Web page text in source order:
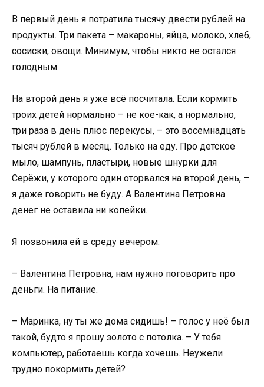
В первый день я потратила тысячу двести рублей на
продукты. Три пакета – макароны, яйца, молоко, хлеб,
сосиски, овощи. Минимум, чтобы никто не остался
голодным.
На второй день я уже всё посчитала. Если кормить
троих детей нормально – не кое-как, а нормально,
три раза в день плюс перекусы, – это восемнадцать
тысяч рублей в месяц. Только на еду. Про детское
мыло, шампунь, пластыри, новые шнурки для
Серёжи, у которого один оторвался на второй день, –
я даже говорить не буду. А Валентина Петровна
денег не оставила ни копейки.
Я позвонила ей в среду вечером.
– Валентина Петровна, нам нужно поговорить про
деньги. На питание.
– Маринка, ну ты же дома сидишь! – голос у неё был
такой, будто я прошу золото с потолка. – У тебя
компьютер, работаешь когда хочешь. Неужели
трудно покормить детей?